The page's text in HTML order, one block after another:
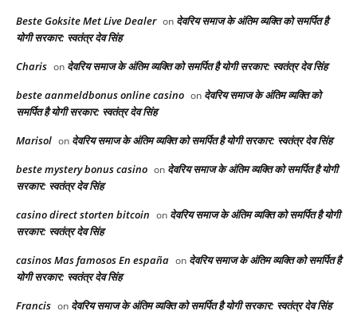
Beste Goksite Met Live Dealer on देवरिय समाज के अंतिम व्यक्ति को समर्पित है
योगी सरकार: स्वतंत्र देव सिंह
Charis on देवरिय समाज के अंतिम व्यक्ति को समर्पित है योगी सरकार: स्वतंत्र देव सिंह
beste aanmeldbonus online casino on देवरिय समाज के अंतिम व्यक्ति को
समर्पित है योगी सरकार: स्वतंत्र देव सिंह
Marisol on देवरिय समाज के अंतिम व्यक्ति को समर्पित है योगी सरकार: स्वतंत्र देव सिंह
beste mystery bonus casino on देवरिय समाज के अंतिम व्यक्ति को समर्पित है योगी
सरकार: स्वतंत्र देव सिंह
casino direct storten bitcoin on देवरिय समाज के अंतिम व्यक्ति को समर्पित है योगी
सरकार: स्वतंत्र देव सिंह
casinos Mas famosos En españa on देवरिय समाज के अंतिम व्यक्ति को समर्पित है
योगी सरकार: स्वतंत्र देव सिंह
Francis on देवरिय समाज के अंतिम व्यक्ति को समर्पित है योगी सरकार: स्वतंत्र देव सिंह